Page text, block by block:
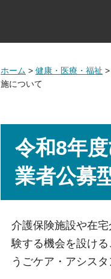
ホーム > 健康・医療・福祉 >
施について
令和8年
業者公募
介護保険施設や在
験する機会を設け
うごケア・アシス